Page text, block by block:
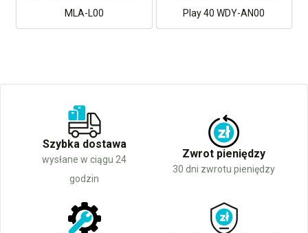
MLA-L00
Play 40 WDY-AN00
Szybka dostawa
wysłane w ciągu 24
godzin
Zwrot pieniędzy
30 dni zwrotu pieniędzy